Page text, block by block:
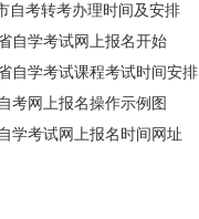
自考转考办理时间及安排
自学考试网上报名开始
自学考试课程考试时间安排
考网上报名操作示例图
学考试网上报名时间网址